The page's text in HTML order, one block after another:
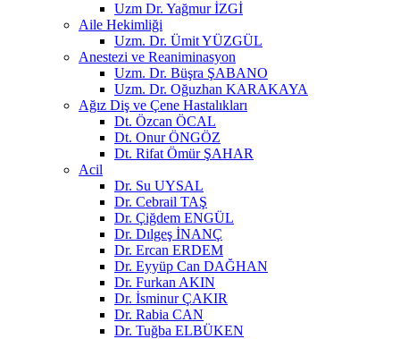
Uzm Dr. Yağmur İZGİ
Aile Hekimliği
Uzm. Dr. Ümit YÜZGÜL
Anestezi ve Reaniminasyon
Uzm. Dr. Büşra ŞABANO
Uzm. Dr. Oğuzhan KARAKAYA
Ağız Diş ve Çene Hastalıkları
Dt. Özcan ÖCAL
Dt. Onur ÖNGÖZ
Dt. Rifat Ömür ŞAHAR
Acil
Dr. Su UYSAL
Dr. Cebrail TAŞ
Dr. Çiğdem ENGÜL
Dr. Dılgeş İNANÇ
Dr. Ercan ERDEM
Dr. Eyyüp Can DAĞHAN
Dr. Furkan AKIN
Dr. İsminur ÇAKIR
Dr. Rabia CAN
Dr. Tuğba ELBÜKEN